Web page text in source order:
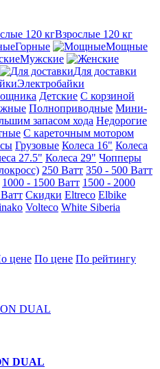
Взрослые 120 кг
Горные
Мощные
Мужские
Для доставки
Электробайки
Детские С корзиной
Полноприводные Мини-
запасом хода Недорогие
С кареточным мотором
Грузовые Колеса 16" Колеса
27.5" Колеса 29" Чопперы
250 Ватт 350 - 500 Ватт
1000 - 1500 Ватт 1500 - 2000
Скидки Eltreco Elbike
Volteco White Siberia
цене По цене По рейтингу
DUAL